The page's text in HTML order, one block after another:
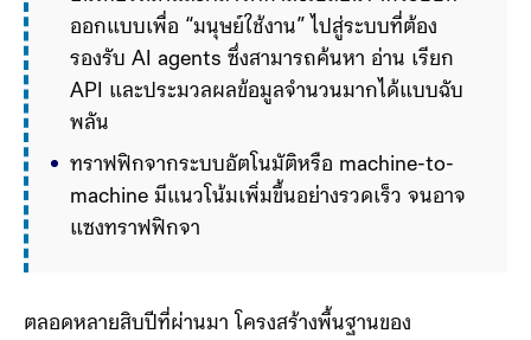
ออกแบบเพื่อ “มนุษย์ใช้งาน” ไปสู่ระบบที่ต้อง
รองรับ AI agents ซึ่งสามารถค้นหา อ่าน เรียก
API และประมวลผลข้อมูลจำนวนมากได้แบบฉับ
พลัน
ทราฟฟิกจากระบบอัตโนมัติหรือ machine-to-
machine มีแนวโน้มเพิ่มขึ้นอย่างรวดเร็ว จนอาจ
แซงทราฟฟิกจากมนุษย์ในอนาคต ทำให้คลาวด์